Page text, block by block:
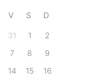
V S D
31 1
2
7 8
9
14 15
16